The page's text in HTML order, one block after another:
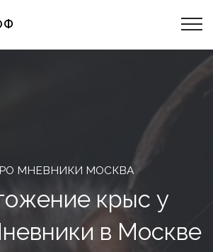
МНЕВНИКИ МОСКВА
крыс у
в Москве